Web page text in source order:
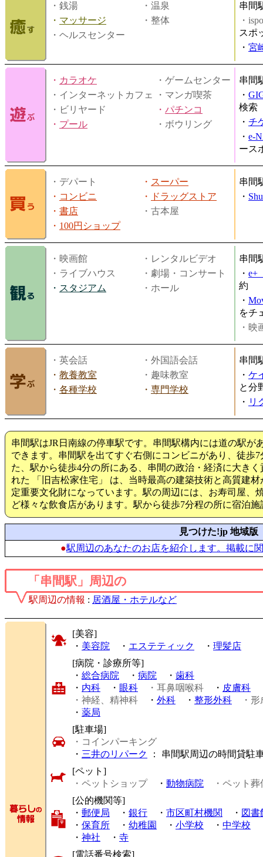
・銭湯
・温泉
・ マッサージ
・整体
・ヘルスセンター
串間
・
スポ
・ 宮
・ カラオケ
・ゲームセンター
・インターネットカフェ
・マンガ喫茶
・ビリヤード
・ パチンコ
・ プール ・ボウリング
串間
・
検索
・ チ
・ e-
ース
・デパート ・ スーパー
・ コンビニ ・
ドラッグストア
・ 書店
・古本屋
・ 100円ショップ
串間
・
・映画館
・レンタルビデオ
・ライブハウス
・劇場・コンサート
・ スタジアム ・ホール
串間
・ e+
約
・
をチ
・映
・英会話
・外国語会話
・ 教養教室
・趣味教室
・ 各種学校 ・ 専門学校
串間
・ ケ
と分
・ リ
串間駅はJR日南線の停車駅です。串間駅構内には道の駅が
できます。串間駅を出てすぐ右側にコンビニがあり、徒歩
た、駅から徒歩4分の所にある、串間の政治・経済に大き
れた 「旧吉松家住宅」 は、当時最高の建築技術と高質建
定重要文化財になっています。駅の周辺には、お寿司屋、
ど様々な飲食店があります。駅から徒歩7分程の所に宿泊
見つけた!jp 地域版
●駅周辺のあなたのお店を紹介します。掲載に
「串間駅」周辺の
駅周辺の情報 : 居酒屋・ホテルなど
[美容]
・ 美容院 ・ エステティック ・ 理髪店
[病院・診療所等]
・ 総合病院 ・ 病院 ・ 歯科
・ 内科 ・ 眼科 ・耳鼻咽喉科 ・ 皮膚科
・神経、精神科 ・ 外科 ・ 整形外科
・
・ 薬局
[駐車場]
・コインパーキング
・ 三井のリパーク
： 串間駅周辺の時間貸駐
[ペット]
・ペットショップ・ 動物病院
・ペット葬
[公的機関等]
・ 郵便局 ・ 銀行 ・ 市区町村機関 ・ 図書
・ 保育所 ・ 幼稚園 ・ 小学校 ・ 中学校
・ 神社 ・ 寺
[電話番号検索]